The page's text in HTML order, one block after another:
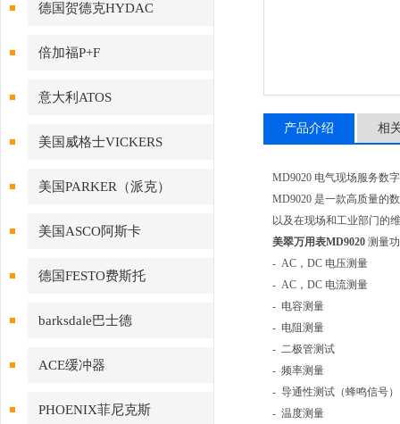
德国贺德克HYDAC
倍加福P+F
意大利ATOS
美国威格士VICKERS
美国PARKER（派克）
美国ASCO阿斯卡
德国FESTO费斯托
barksdale巴士德
ACE缓冲器
PHOENIX菲尼克斯
产品介绍 相
MD9020 电气现场服务数
MD9020 是一款高质量的
以及在现场和工业部门的
美翠万用表MD9020 测量
- AC，DC 电压测量
- AC，DC 电流测量
- 电容测量
- 电阻测量
- 二极管测试
- 频率测量
- 导通性测试（蜂鸣信号）
- 温度测量